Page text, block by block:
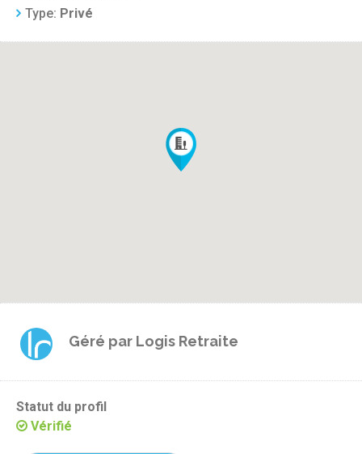
Type: Privé
Géré par Logis Retraite
Statut du profil
Vérifié